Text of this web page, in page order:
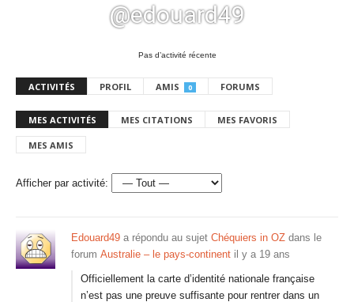
@edouard49
Pas d’activité récente
ACTIVITÉS PROFIL AMIS 0 FORUMS
MES ACTIVITÉS MES CITATIONS MES FAVORIS
MES AMIS
Afficher par activité:
Edouard49 a répondu au sujet Chéquiers in OZ dans le
forum Australie – le pays-continent il y a 19 ans
Officiellement la carte d’identité nationale française
n’est pas une preuve suffisante pour rentrer dans un